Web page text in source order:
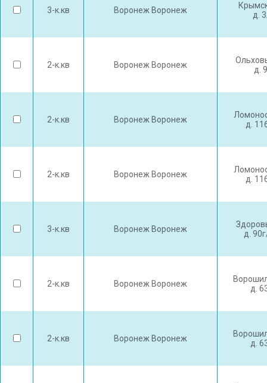
3-к.кв Воронеж Воронеж
д.
2-к.кв Воронеж Воронеж
д.
2-к.кв Воронеж Воронеж
д.
2-к.кв Воронеж Воронеж
д.
3-к.кв Воронеж Воронеж
д.
2-к.кв Воронеж Воронеж
д.
2-к.кв Воронеж Воронеж
д.